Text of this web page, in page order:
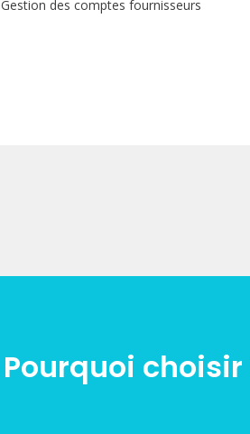
Gestion des comptes fournisseurs
Pourquoi